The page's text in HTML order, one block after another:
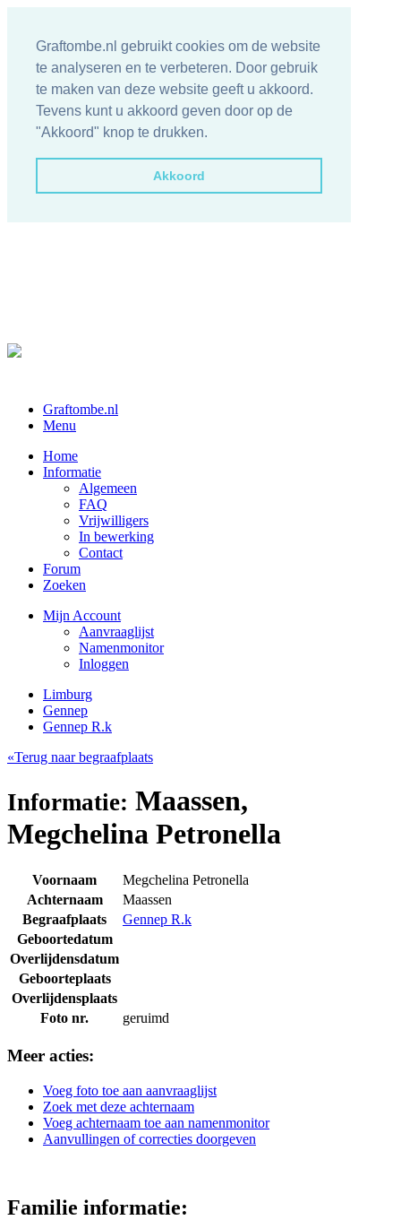
Graftombe.nl gebruikt cookies om de website
te analyseren en te verbeteren. Door gebruik
te maken van deze website geeft u akkoord.
Tevens kunt u akkoord geven door op de
"Akkoord" knop te drukken.
Akkoord
Graftombe.nl
Menu
Home
Informatie
Algemeen
FAQ
Vrijwilligers
In bewerking
Contact
Forum
Zoeken
Mijn Account
Aanvraaglijst
Namenmonitor
Inloggen
Limburg
Gennep
Gennep R.k
«Terug naar begraafplaats
Informatie: Maassen,
Megchelina Petronella
Voornaam
Megchelina Petronella
Achternaam
Maassen
Begraafplaats
Gennep R.k
Geboortedatum
Overlijdensdatum
Geboorteplaats
Overlijdensplaats
Foto nr.
geruimd
Meer acties:
Voeg foto toe aan aanvraaglijst
Zoek met deze achternaam
Voeg achternaam toe aan namenmonitor
Aanvullingen of correcties doorgeven
Familie informatie: